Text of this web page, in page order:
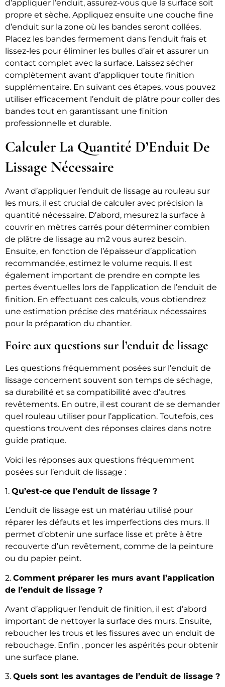
d’appliquer l’enduit, assurez-vous que la surface soit
propre et sèche. Appliquez ensuite une couche fine
d’enduit sur la zone où les bandes seront collées.
Placez les bandes fermement dans l’enduit frais et
lissez-les pour éliminer les bulles d’air et assurer un
contact complet avec la surface. Laissez sécher
complètement avant d’appliquer toute finition
supplémentaire. En suivant ces étapes, vous pouvez
utiliser efficacement l’enduit de plâtre pour coller des
bandes tout en garantissant une finition
professionnelle et durable.
Calculer La Quantité D’Enduit De
Lissage Nécessaire
Avant d’appliquer l’enduit de lissage au rouleau sur
les murs, il est crucial de calculer avec précision la
quantité nécessaire. D’abord, mesurez la surface à
couvrir en mètres carrés pour déterminer combien
de plâtre de lissage au m2 vous aurez besoin.
Ensuite, en fonction de l’épaisseur d’application
recommandée, estimez le volume requis. Il est
également important de prendre en compte les
pertes éventuelles lors de l’application de l’enduit de
finition. En effectuant ces calculs, vous obtiendrez
une estimation précise des matériaux nécessaires
pour la préparation du chantier.
Foire aux questions sur l’enduit de lissage
Les questions fréquemment posées sur l’enduit de
lissage concernent souvent son temps de séchage,
sa durabilité et sa compatibilité avec d’autres
revêtements. En outre, il est courant de se demander
quel rouleau utiliser pour l’application. Toutefois, ces
questions trouvent des réponses claires dans notre
guide pratique.
Voici les réponses aux questions fréquemment
posées sur l’enduit de lissage :
1. Qu’est-ce que l’enduit de lissage ?
L’enduit de lissage est un matériau utilisé pour
réparer les défauts et les imperfections des murs. Il
permet d’obtenir une surface lisse et prête à être
recouverte d’un revêtement, comme de la peinture
ou du papier peint.
2. Comment préparer les murs avant l’application
de l’enduit de lissage ?
Avant d’appliquer l’enduit de finition, il est d’abord
important de nettoyer la surface des murs. Ensuite,
reboucher les trous et les fissures avec un enduit de
rebouchage. Enfin , poncer les aspérités pour obtenir
une surface plane.
3. Quels sont les avantages de l’enduit de lissage ?